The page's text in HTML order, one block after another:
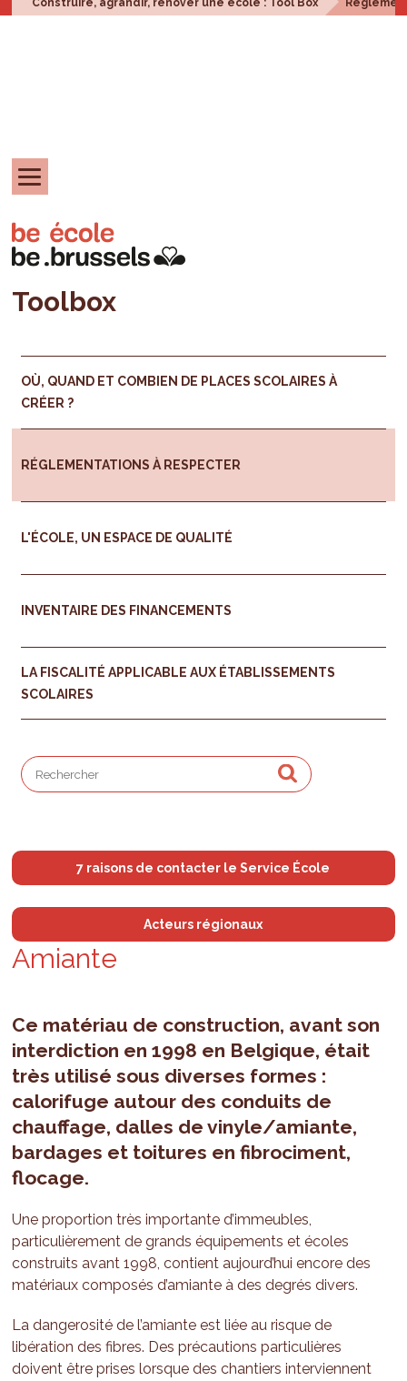
Construire, agrandir, rénover une école : Tool Box
Toolbox
OÙ, QUAND ET COMBIEN DE PLACES SCOLAIRES À
CRÉER ?
RÉGLEMENTATIONS À RESPECTER
L'ÉCOLE, UN ESPACE DE QUALITÉ
INVENTAIRE DES FINANCEMENTS
LA FISCALITÉ APPLICABLE AUX ÉTABLISSEMENTS
SCOLAIRES
7 raisons de contacter le Service École
Acteurs régionaux
Amiante
Ce matériau de construction, avant son
interdiction en 1998 en Belgique, était
très utilisé sous diverses formes :
calorifuge autour des conduits de
chauffage, dalles de vinyle/amiante,
bardages et toitures en fibrociment,
flocage.
Une proportion très importante d’immeubles,
particulièrement de grands équipements et écoles
construits avant 1998, contient aujourd’hui encore des
matériaux composés d’amiante à des degrés divers.
La dangerosité de l’amiante est liée au risque de
libération des fibres. Des précautions particulières
doivent être prises lorsque des chantiers interviennent